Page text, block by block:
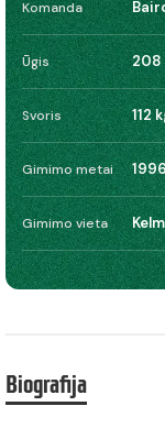
Komanda
Ūgis 208
Svoris 112
Gimimo metai
Gimimo vieta
Biografija